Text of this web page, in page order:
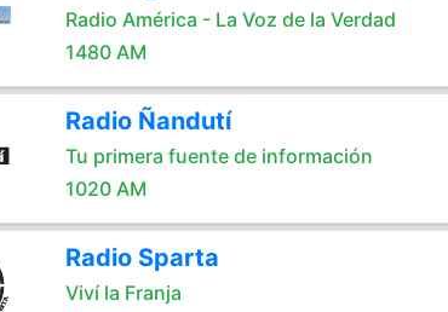
Radio América - La Voz de la Verdad
1480 AM
Radio Ñandutí
Tu primera fuente de información
1020 AM
Radio Sparta
Viví la Franja